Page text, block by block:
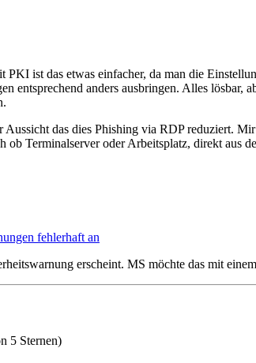
ist das etwas einfacher, da man die
entsprechend anders ausbringen. Alles lösbar,
das dies Phishing via RDP reduziert.
Terminalserver oder Arbeitsplatz, direkt aus
fehlerhaft an
erscheint. MS möchte das mit
5 Sternen)